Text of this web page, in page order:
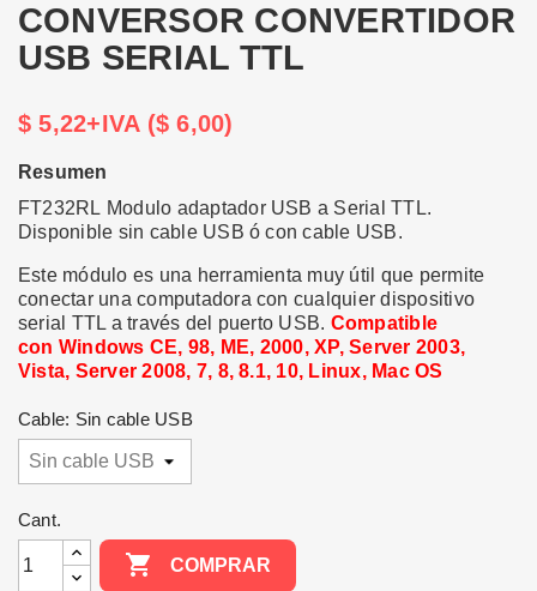
CONVERSOR CONVERTIDOR
USB SERIAL TTL
$ 5,22+IVA ($ 6,00)
Resumen
FT232RL Modulo adaptador USB a Serial TTL.
Disponible sin cable USB ó con cable USB.
Este módulo es una herramienta muy útil que permite
conectar una computadora con cualquier dispositivo
serial TTL a través del puerto USB. Compatible
con Windows CE, 98, ME, 2000, XP, Server 2003,
Vista, Server 2008, 7, 8, 8.1, 10, Linux, Mac OS
Cable: Sin cable USB
Cant.
 COMPRAR